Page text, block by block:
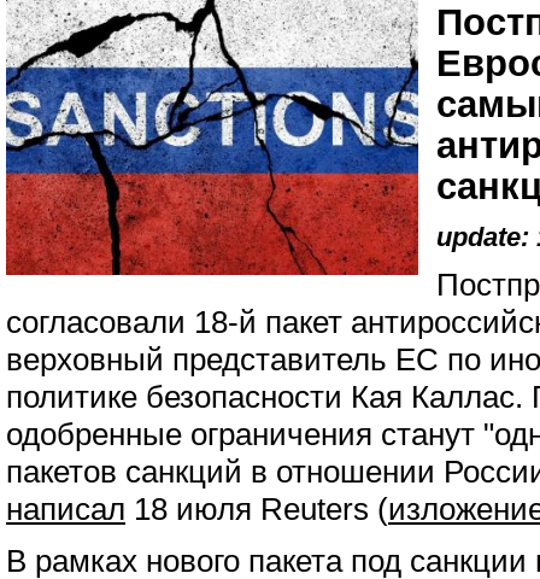
update:
согласовали 18-й пакет
верховный представитель ЕС по
политике безопасности Кая
одобренные ограничения станут
пакетов санкций в отношении
написал 18 июля Reuters (
В рамках нового пакета под